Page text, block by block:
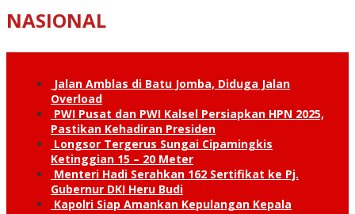
NASIONAL
Jalan Amblas di Batu Jomba, Diduga Jalan
Overload
PWI Pusat dan PWI Kalsel Persiapkan HPN 2025,
Pastikan Kehadiran Presiden
Longsor Tergerus Sungai Cipamingkis
Ketinggian 15 – 20 Meter
Menteri Hadi Serahkan 162 Sertifikat ke Pj.
Gubernur DKI Heru Budi
Kapolri Siap Amankan Kepulangan Kepala